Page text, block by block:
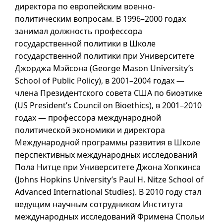
директора по европейским военно-
политическим вопросам. В 1996–2000 годах
занимал должность профессора
государственной политики в Школе
государственной политики при Университете
Джорджа Мэйсона (George Mason University’s
School of Public Policy), в2001–2004 годах —
члена Президентского совета США по биоэтике
(US President’s Council on Bioethics), в2001–2010
годах — профессора международной
политической экономики и директора
Международной программы развития в Школе
перспективных международных исследований
Пола Нитце при Университете Джона Хопкинса
(Johns Hopkins University’s Paul H. Nitze School of
Advanced International Studies). В 2010 году стал
ведущим научным сотрудником Института
международных исследований Фримена Спольи